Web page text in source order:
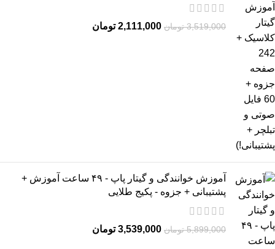
3,519,000 تومان 2,111,000 تومان
آموزش خوانندگی و گیتار پاپ - ۴۹ ساعت آموزش +
پشتیبانی + جزوه - پکیج طلایی
5,899,000 تومان 3,539,000 تومان